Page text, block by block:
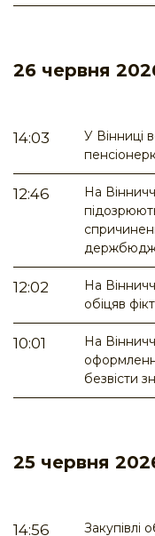
26 червня
14:03
У Вінниці
12:46
На
12:02
На
обіцяв
10:01
На
безвісти
25 червня
14:56 Закупівлі